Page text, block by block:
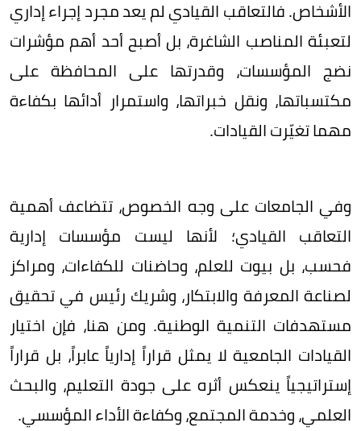
الأشخاص. فالتعاقب القيادي لم يعد مجرد إجراء إداري
لتعبئة المناصب الشاغرة، بل أصبح أحد أهم مؤشرات
نضج المؤسسات، وقدرتها على المحافظة على
مكتسباتها، ونقل خبراتها، واستمرار أدائها بكفاءة
مهما تغيّرت القيادات.
وفي الجامعات على وجه الخصوص، تتضاعف أهمية
التعاقب القيادي؛ لأنها ليست مؤسسات إدارية
فحسب، بل بيوت للعلم، وحاضنات للكفاءات، ومراكز
لصناعة المعرفة والابتكار، وشريك رئيس في تحقيق
مستهدفات التنمية الوطنية. ومن هنا، فإن اختيار
القيادات الجامعية لا يمثل قراراً إدارياً عابراً، بل قراراً
إستراتيجياً ينعكس أثره على جودة التعليم، والبحث
العلمي، وخدمة المجتمع، وكفاءة الأداء المؤسسي.